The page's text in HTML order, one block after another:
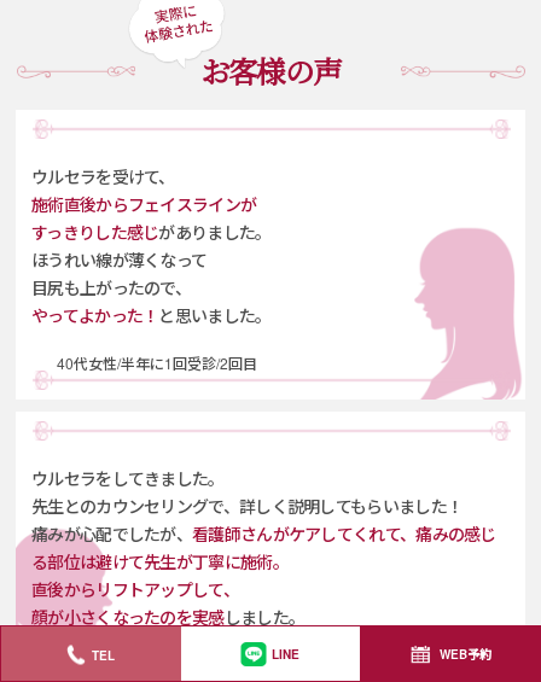
お客様の声
ウルセラを受けて、
施術直後からフェイスラインが
すっきりした感じがありました。
ほうれい線が薄くなって
目尻も上がったので、
やってよかった！ と思いました。
40代女性/半年に1回受診/2回目
ウルセラをしてきました。
先生とのカウンセリングで、 詳しく説明してもらいました！
痛みが心配でしたが、看護師さんがケアしてくれて、痛みの感じ
る部位は避けて先生が丁寧に施術。
直後からリフトアップして、
顔が小さくなったのを実感しました。
30代女性/初回
TEL LINE WEB予約